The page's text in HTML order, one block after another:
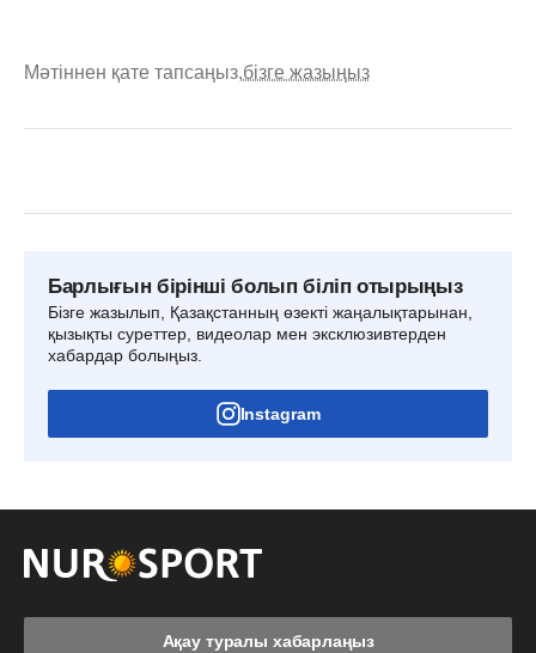
Мәтіннен қате тапсаңыз,бізге жазыңыз
Барлығын бірінші болып біліп отырыңыз
Бізге жазылып, Қазақстанның өзекті жаңалықтарынан,
қызықты суреттер, видеолар мен эксклюзивтерден
хабардар болыңыз.
Instagram
Ақау туралы хабарлаңыз